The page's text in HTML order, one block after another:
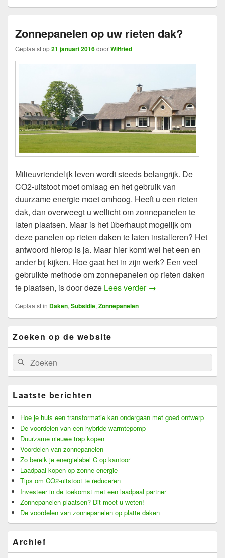
Zonnepanelen op uw rieten dak?
Geplaatst op21 januari 2016doorWilfried
Milieuvriendelijk leven wordt steeds belangrijk. De
CO2-uitstoot moet omlaag en het gebruik van
duurzame energie moet omhoog. Heeft u een rieten
dak, dan overweegt u wellicht om zonnepanelen te
laten plaatsen. Maar is het überhaupt mogelijk om
deze panelen op rieten daken te laten installeren? Het
antwoord hierop is ja. Maar hier komt wel het een en
ander bij kijken. Hoe gaat het in zijn werk? Een veel
gebruikte methode om zonnepanelen op rieten daken
te plaatsen, is door deze Lees verder Zonnepanelen op
→
Geplaatst in Daken, Subsidie, Zonnepanelen
Sidebar
Widget
Area
Zoeken op de website
Search
for:
Search
Laatste berichten
Hoe je huis een transformatie kan ondergaan met goed ontwerp
De voordelen van een hybride warmtepomp
Duurzame nieuwe trap kopen
Voordelen van zonnepanelen
Zo bereik je energielabel C op kantoor
Laadpaal kopen op zonne-energie
Tips om CO2-uitstoot te reduceren
Investeer in de toekomst met een laadpaal partner
Zonnepanelen plaatsen? Dit moet u weten!
De voordelen van zonnepanelen op platte daken
Archief